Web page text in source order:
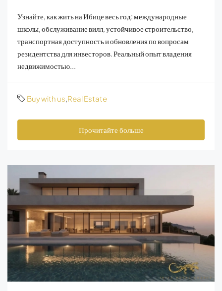
Узнайте, как жить на Ибице весь год: международные
школы, обслуживание вилл, устойчивое строительство,
транспортная доступность и обновления по вопросам
резидентства для инвесторов. Реальный опыт владения
недвижимостью...
Buy with us Real Estate
Прочитайте больше